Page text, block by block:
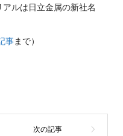
ルは日立金属の新社名
事まで）